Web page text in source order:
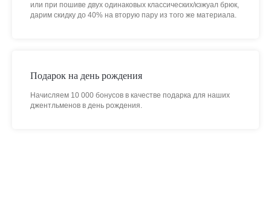
или при пошиве двух одинаковых классических/кэжуал брюк,
дарим скидку до 40% на вторую пару из того же материала.
Подарок на день рождения
Начисляем 10 000 бонусов в качестве подарка для наших
джентльменов в день рождения.